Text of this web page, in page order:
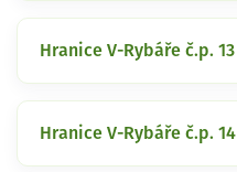
Hranice V-Rybáře č.p. 13
Hranice V-Rybáře č.p. 14